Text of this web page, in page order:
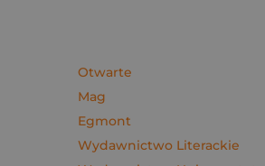
Otwarte
Mag
Egmont
Wydawnictwo Literackie